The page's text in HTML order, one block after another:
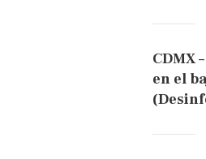
CDMX
en el